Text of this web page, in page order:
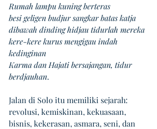
Rumah lampu kuning berteras
besi geligen budjur sangkar batas katja
dibawah dinding hidjau tidurlah mereka
kere-kere kurus mengigau indah
kedinginan
Karma dan Hajati bersajangan, tidur
berdjauhan.
Jalan di Solo itu memiliki sejarah:
revolusi, kemiskinan, kekuasaan,
bisnis, kekerasan, asmara, seni, dan